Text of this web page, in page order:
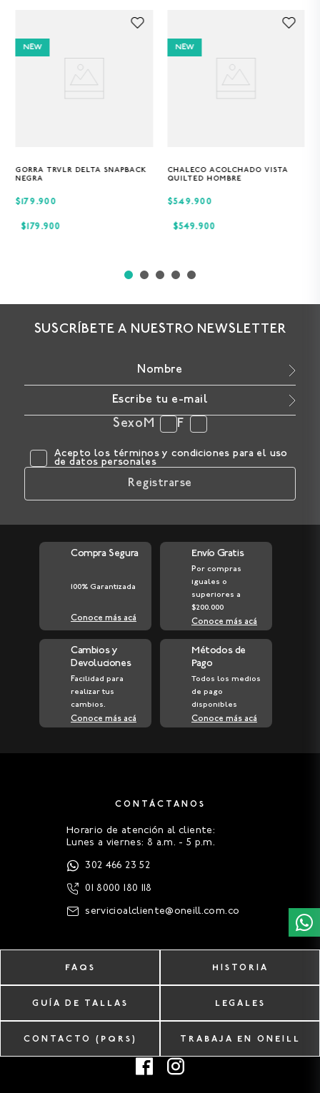
NEW
GORRA TRVLR DELTA SNAPBACK
NEGRA
Única
$179.900
$ 179.900
NEW
CHALECO ACOLCHADO VISTA
QUILTED HOMBRE
S M XL
$549.900
$549.900
SUSCRÍBETE A NUESTRO NEWSLETTER
SexoM F
Acepto los términos y condiciones para el uso
de datos personales
Registrarse
Compra Segura
100% Garantizada
Conoce más acá
Envío Gratis
Por compras
iguales o
superiores a
$200.000
Conoce más acá
Cambios y
Devoluciones
Facilidad para
realizar tus
cambios.
Conoce más acá
Métodos de
Pago
Todos los medios
de pago
disponibles
Conoce más acá
CONTÁCTANOS
Horario de atención al cliente:
Lunes a viernes: 8 a.m. - 5 p.m.
302 466 23 52
01 8000 180 118
servicioalcliente@oneill.com.co
FAQS HISTORIA
GUÍA DE TALLAS LEGALES
CONTACTO (PQRS) TRABAJA EN ONEILL